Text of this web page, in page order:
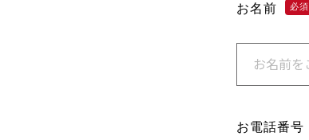
お名前 必須
お電話番号